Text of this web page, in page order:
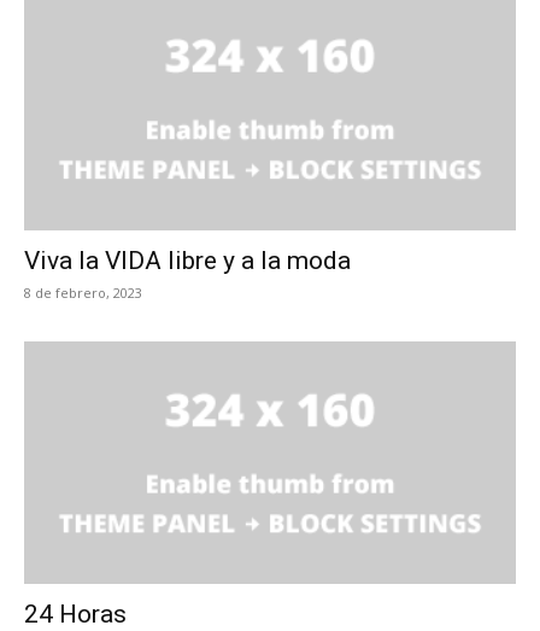
Viva la VIDA libre y a la moda
8 de febrero, 2023
24 Horas